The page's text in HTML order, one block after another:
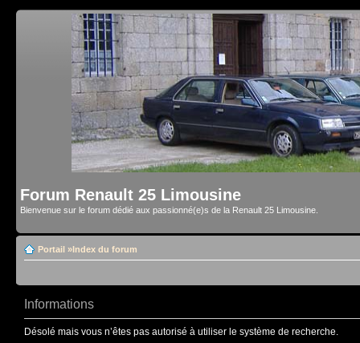
Forum Renault 25 Limousine
Bienvenue sur le forum dédié aux passionné(e)s de la Renault 25 Limousine.
Portail »Index du forum
Informations
Désolé mais vous n’êtes pas autorisé à utiliser le système de recherche.